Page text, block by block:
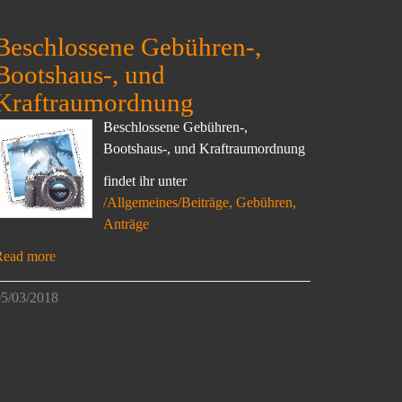
Gebühren-,
, und
Beschlossene Gebühren-,
Bootshaus-, und Kraftraumordnung
findet ihr unter
/Allgemeines/Beiträge, Gebühren,
Anträge
more
03/2018